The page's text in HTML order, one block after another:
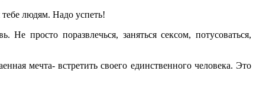
людям. Надо успеть!
просто поразвлечься, заняться сексом, потусоваться,
мечта- встретить своего единственного человека. Это